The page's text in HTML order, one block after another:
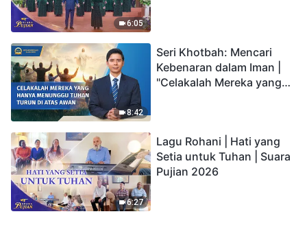
6:05
8:42
Seri Khotbah: Mencari
Kebenaran dalam Iman |
"Celakalah Mereka yang
6:27
Lagu Rohani | Hati yang
Setia untuk Tuhan | Suara
Pujian 2026